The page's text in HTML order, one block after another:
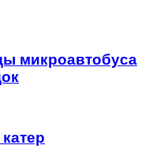
микроавтобуса